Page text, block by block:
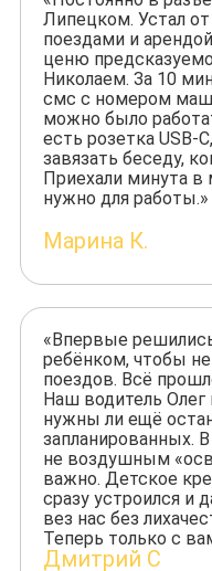
Липецком. Устал
поездами и
ценю
Николаем. За 10
смс с номером
можно было
есть розетка USB-
завязать беседу,
Приехали минута в
нужно для работы.»
Марина К.
«Впервые
ребёнком, чтобы
поездов. Всё
Наш водитель Олег
нужны ли ещё
запланированных.
не воздушным
важно. Детское
сразу устроился и
вез нас без
Теперь только с
Дмитрий С